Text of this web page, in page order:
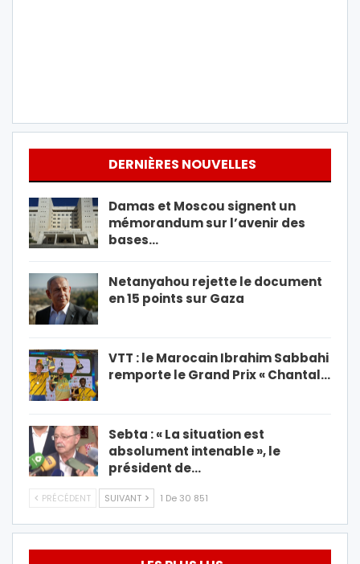
DERNIÈRES NOUVELLES
Damas et Moscou signent un
mémorandum sur l’avenir des
bases…
Netanyahou rejette le document
en 15 points sur Gaza
VTT : le Marocain Ibrahim Sabbahi
remporte le Grand Prix « Chantal…
Sebta : « La situation est
absolument intenable », le
président de…
PRÉCÉDENT SUIVANT 1 De 30 851